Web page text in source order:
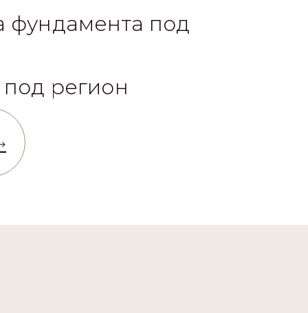
фундамента под
регион